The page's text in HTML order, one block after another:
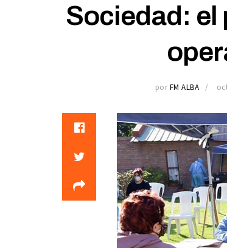
Sociedad: el
por FM ALBA